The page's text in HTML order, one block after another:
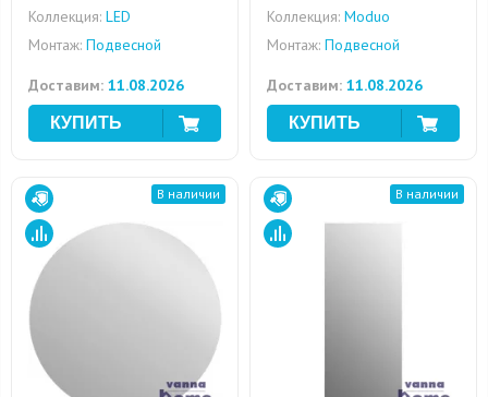
Коллекция: LED
Монтаж: Подвесной
Доставим: 11.08.2026
Коллекция: Moduo
Монтаж: Подвесной
Доставим: 11.08.2026
В наличии В наличии